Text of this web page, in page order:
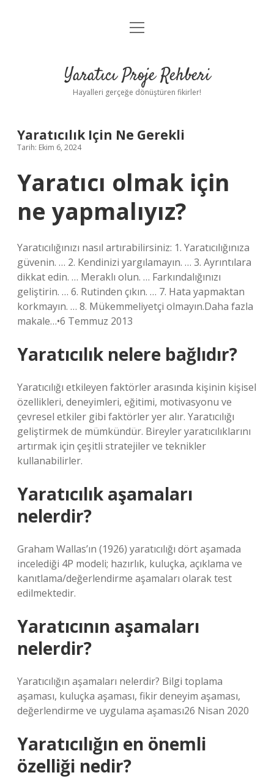
Anasayfa
Yasal Uyarı
menüyü
Yaratıcı Proje Rehberi
Hayalleri gerçeğe dönüştüren fikirler!
Yaratıcılık Için Ne Gerekli
Tarih: Ekim 6, 2024
Yaratıcı olmak için
ne yapmalıyız?
Yaratıcılığınızı nasıl artırabilirsiniz: 1. Yaratıcılığınıza
güvenin. … 2. Kendinizi yargılamayın. … 3. Ayrıntılara
dikkat edin. … Meraklı olun. … Farkındalığınızı
geliştirin. … 6. Rutinden çıkın. … 7. Hata yapmaktan
korkmayın. … 8. Mükemmeliyetçi olmayın.Daha fazla
makale…•6 Temmuz 2013
Yaratıcılık nelere bağlıdır?
Yaratıcılığı etkileyen faktörler arasında kişinin kişisel
özellikleri, deneyimleri, eğitimi, motivasyonu ve
çevresel etkiler gibi faktörler yer alır. Yaratıcılığı
geliştirmek de mümkündür. Bireyler yaratıcılıklarını
artırmak için çeşitli stratejiler ve teknikler
kullanabilirler.
Yaratıcılık aşamaları
nelerdir?
Graham Wallas’ın (1926) yaratıcılığı dört aşamada
incelediği 4P modeli; hazırlık, kuluçka, açıklama ve
kanıtlama/değerlendirme aşamaları olarak test
edilmektedir.
Yaratıcının aşamaları
nelerdir?
Yaratıcılığın aşamaları nelerdir? Bilgi toplama
aşaması, kuluçka aşaması, fikir deneyim aşaması,
değerlendirme ve uygulama aşaması26 Nisan 2020
Yaratıcılığın en önemli
özelliği nedir?